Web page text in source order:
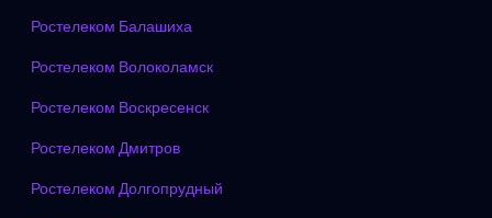
Ростелеком Балашиха
Ростелеком Волоколамск
Ростелеком Воскресенск
Ростелеком Дмитров
Ростелеком Долгопрудный